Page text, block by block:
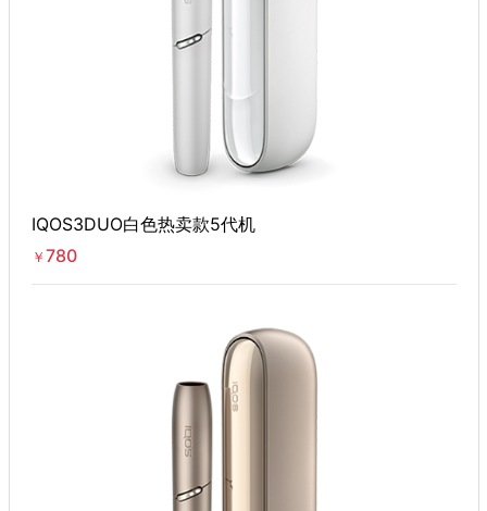
IQOS3DUO白色热卖款5代机
￥ 780